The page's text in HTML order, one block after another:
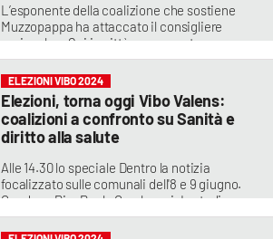
L’esponente della coalizione che sostiene
Muzzopappa ha attaccato il consigliere
regionale: «Qui in città non avevate nessuno
all’altezza?». Puntuta la replica: «Voi sareste
stati costretti a scegliere un consigliere che
alla Regione sta con Occhiuto e qui contro
Cosentino»
ELEZIONI VIBO 2024
Elezioni, torna oggi Vibo Valens:
coalizioni a confronto su Sanità e
diritto alla salute
Alle 14.30 lo speciale Dentro la notizia
focalizzato sulle comunali dell'8 e 9 giugno.
Conduce Pier Paolo Cambareri. In studio
anche il direttore Enrico De Girolamo e il
giornalista Giuseppe Sarlo